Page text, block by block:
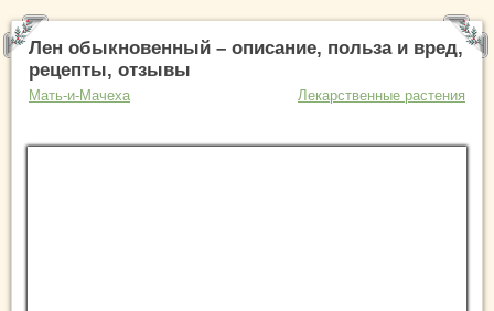
Лен обыкновенный – описание, польза и вред,
рецепты, отзывы
Мать-и-Мачеха Лекарственные растения